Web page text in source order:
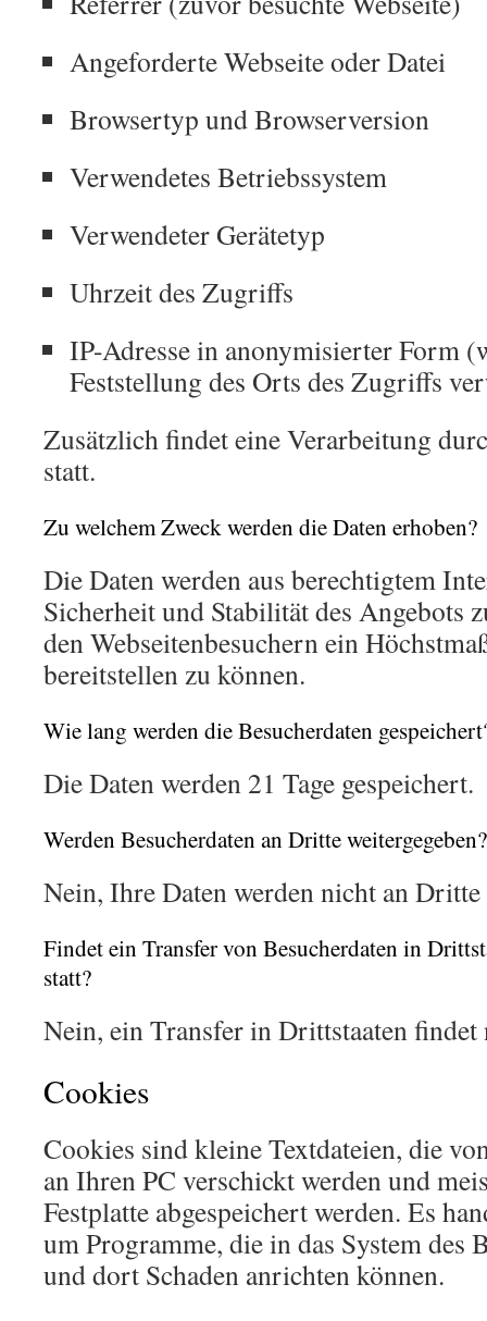
Angeforderte Webseite oder Datei
Browsertyp und Browserversion
Verwendetes Betriebssystem
Verwendeter Gerätetyp
Uhrzeit des Zugriffs
IP-Adresse in anonymisierter Form
Feststellung des Orts des Zugriffs
Zusätzlich findet eine Verarbeitung
statt.
Zu welchem Zweck werden die Daten erhoben?
Die Daten werden aus berechtigtem
Sicherheit und Stabilität des Angebots
den Webseitenbesuchern ein
bereitstellen zu können.
Wie lang werden die Besucherdaten
Die Daten werden 21 Tage gespeichert.
Werden Besucherdaten an Dritte weitergegeben?
Nein, Ihre Daten werden nicht an Dritte
Findet ein Transfer von Besucherdaten in
statt?
Nein, ein Transfer in Drittstaaten findet
Cookies
Cookies sind kleine Textdateien, die
an Ihren PC verschickt werden und
Festplatte abgespeichert werden. Es
um Programme, die in das System des
und dort Schaden anrichten können.